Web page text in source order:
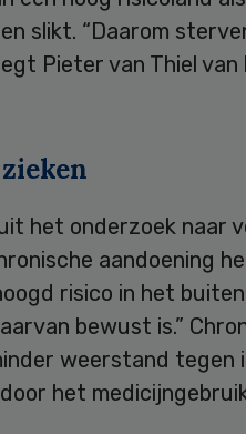
slikt. “Daarom
Pieter van Thiel
het onderzoek naar
aandoening
risico in het
bewust is.”
weerstand tegen
het